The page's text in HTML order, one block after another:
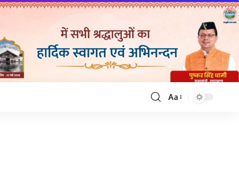
Font
Aa